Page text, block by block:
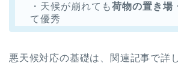
・天候が崩れても荷物の置き場
て優秀
悪天候対応の基礎は、関連記事で詳